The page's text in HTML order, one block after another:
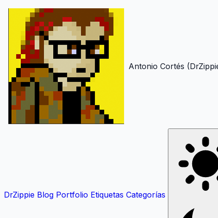
Antonio Cortés
DrZippie Blog Portfolio Etiquetas Categorías